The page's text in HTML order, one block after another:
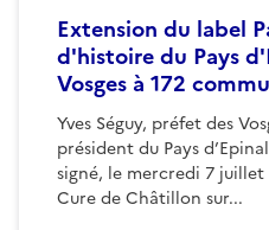
Extension du label
d'histoire du Pays
Vosges à 172
Yves Séguy, préfet des
président du Pays
signé, le mercredi 7 juillet
Cure de Châtillon sur...